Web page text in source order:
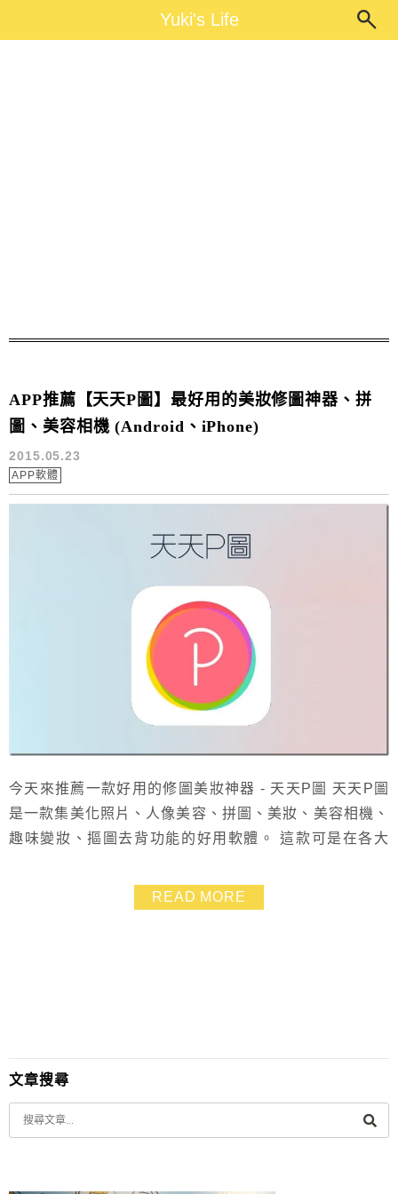
Yuki's LifeYuki's Life
APP推薦【天天P圖】最好用的美妝修圖神器、拼
圖、美容相機 (Android、iPhone)
2015.05.23
APP軟體
今天來推薦一款好用的修圖美妝神器 - 天天P圖 天天P圖
是一款集美化照片、人像美容、拼圖、美妝、美容相機、
趣味變妝、摳圖去背功能的好用軟體。 這款可是在各大
READ MORE
文章搜尋